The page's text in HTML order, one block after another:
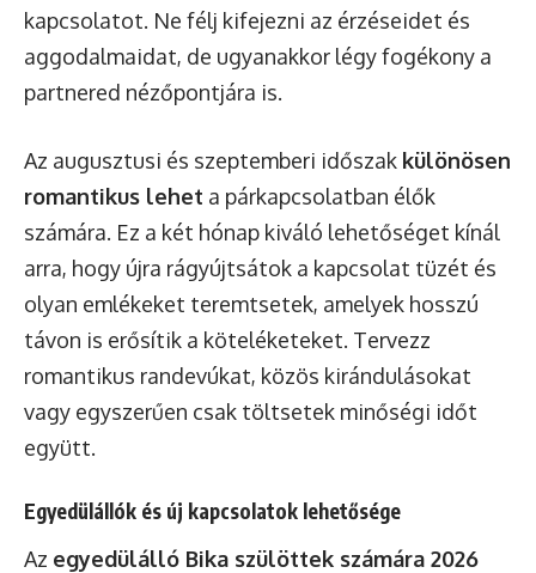
kapcsolatot. Ne félj kifejezni az érzéseidet és
aggodalmaidat, de ugyanakkor légy fogékony a
partnered nézőpontjára is.
Az augusztusi és szeptemberi időszak különösen
romantikus lehet a párkapcsolatban élők
számára. Ez a két hónap kiváló lehetőséget kínál
arra, hogy újra rágyújtsátok a kapcsolat tüzét és
olyan emlékeket teremtsetek, amelyek hosszú
távon is erősítik a köteléketeket. Tervezz
romantikus randevúkat, közös kirándulásokat
vagy egyszerűen csak töltsetek minőségi időt
együtt.
Egyedülállók és új kapcsolatok lehetősége
Az egyedülálló Bika szülöttek számára 2026